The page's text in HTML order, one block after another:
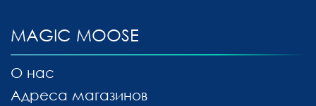
MAGIC MOOSE
О нас
Адреса магазинов